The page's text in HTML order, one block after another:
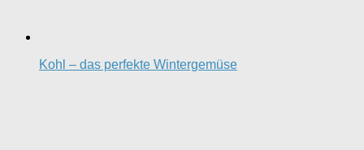
Kohl – das perfekte Wintergemüse